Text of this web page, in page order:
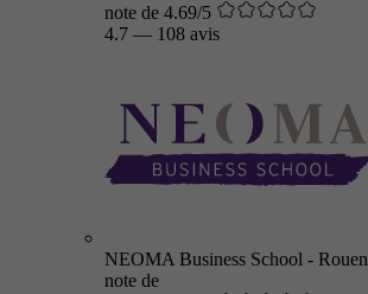
note de 4.69/5
4.7 — 108 avis
NEOMA Business School - Rouen
note de